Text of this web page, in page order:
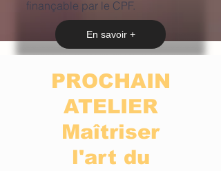
finançable par le CPF.
En savoir +
PROCHAIN
ATELIER
Maîtriser
l'art du